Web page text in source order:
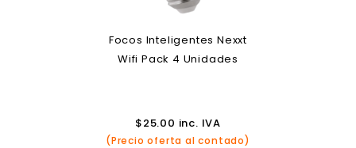
Focos Inteligentes Nexxt
Wifi Pack 4 Unidades
$25.00 inc. IVA
(Precio oferta al contado)